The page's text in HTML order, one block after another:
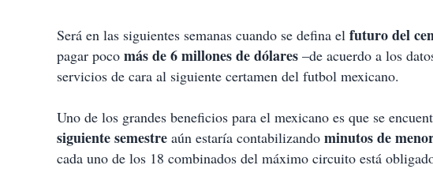
Será en las siguientes semanas cuando se defina el futuro del
pagar poco más de 6 millones de dólares –de acuerdo a los
servicios de cara al siguiente certamen del futbol mexicano.
Uno de los grandes beneficios para el mexicano es que se
siguiente semestre aún estaría contabilizando minutos de
cada uno de los 18 combinados del máximo circuito está